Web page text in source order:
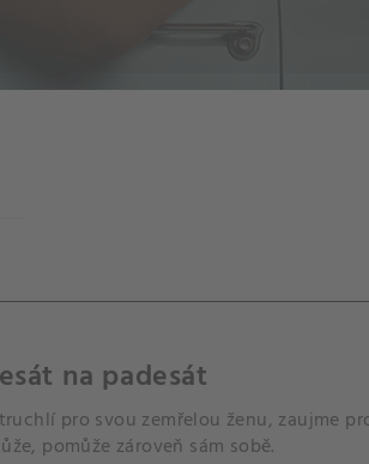
na padesát
pro svou zemřelou ženu, zaujme
pomůže zároveň sám sobě.